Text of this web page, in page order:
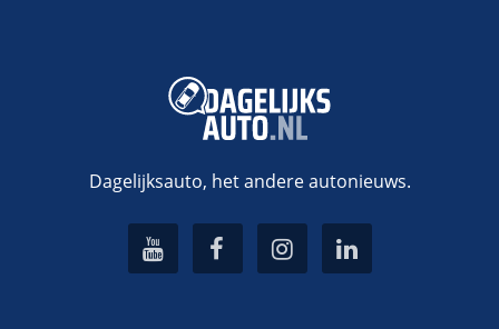
Dagelijksauto, het andere autonieuws.